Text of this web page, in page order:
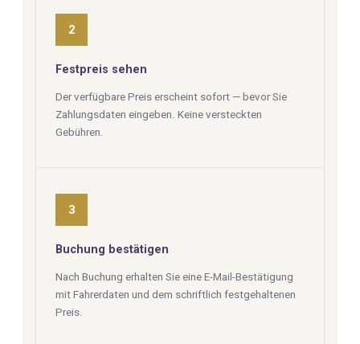
2
Festpreis sehen
Der verfügbare Preis erscheint sofort — bevor Sie
Zahlungsdaten eingeben. Keine versteckten
Gebühren.
3
Buchung bestätigen
Nach Buchung erhalten Sie eine E-Mail-Bestätigung
mit Fahrerdaten und dem schriftlich festgehaltenen
Preis.